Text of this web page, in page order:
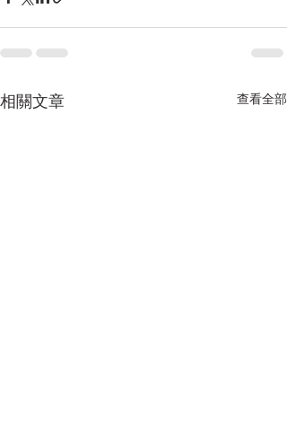
相關文章 查看全部